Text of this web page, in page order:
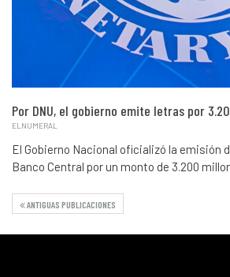
Por DNU, el gobierno emite letras por
ELNUMERAL
El Gobierno Nacional oficializó la emisión
Banco Central por un monto de 3.200
ANTIGUAS PUBLICACIONES